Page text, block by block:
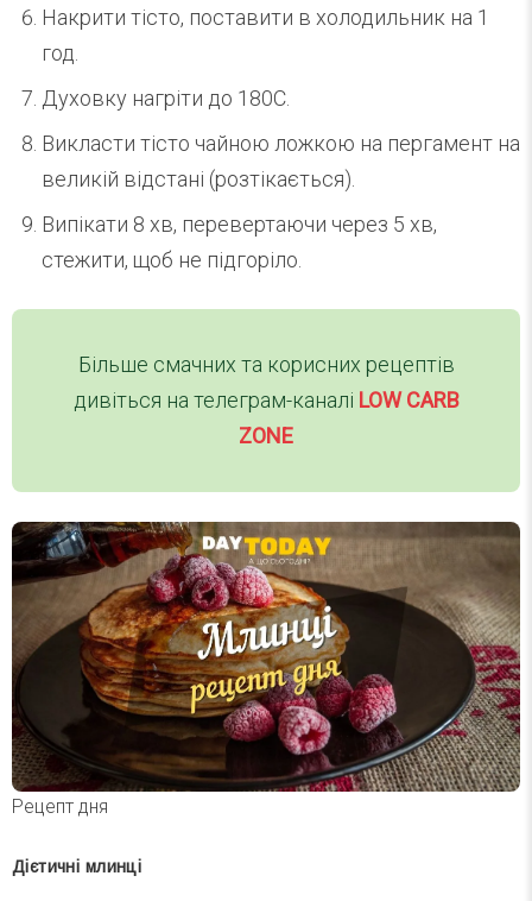
Накрити тісто, поставити в холодильник на 1
год.
Духовку нагріти до 180С.
Викласти тісто чайною ложкою на пергамент на
великій відстані (розтікається).
Випікати 8 хв, перевертаючи через 5 хв,
стежити, щоб не підгоріло.
Більше смачних та корисних рецептів
дивіться на телеграм-каналі LOW CARB
ZONE
Рецепт дня
Дієтичні млинці